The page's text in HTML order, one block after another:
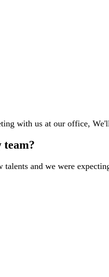
with us at our office,
and we were